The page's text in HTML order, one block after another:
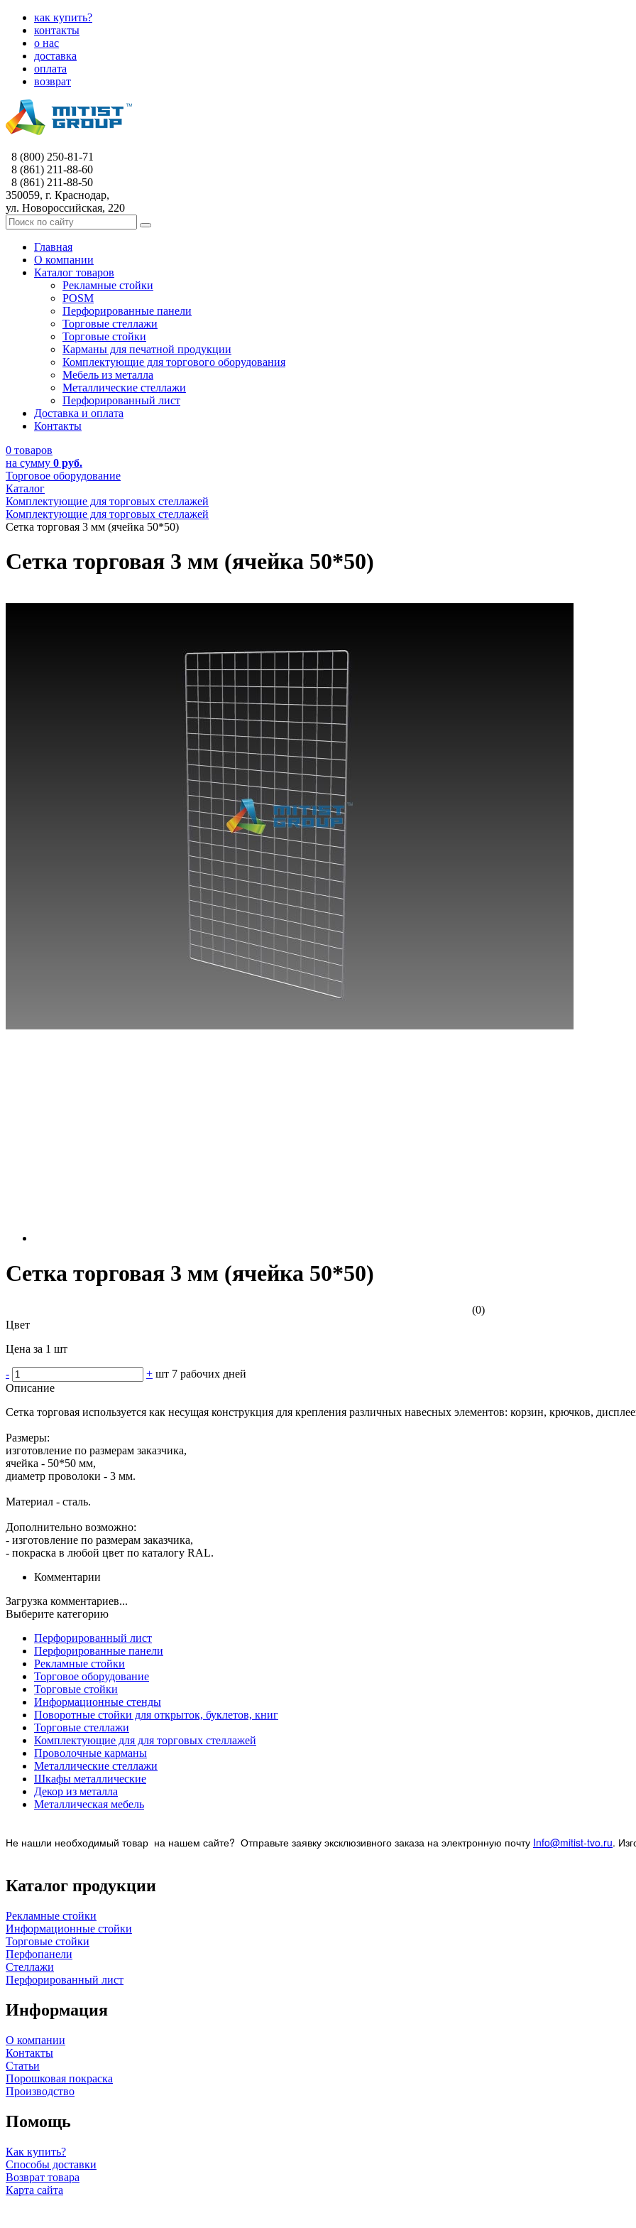
как купить?
контакты
о нас
доставка
оплата
возврат
8 (800) 250-81-71
8 (861) 211-88-60
8 (861) 211-88-50
350059, г. Краснодар,
ул. Новороссийская, 220
Главная
О компании
Каталог товаров
Рекламные стойки
POSM
Перфорированные панели
Торговые стеллажи
Торговые стойки
Карманы для печатной продукции
Комплектующие для торгового оборудования
Мебель из металла
Металлические стеллажи
Перфорированный лист
Доставка и оплата
Контакты
0 товаров
на сумму 0 руб.
Торговое оборудование
Каталог
Комплектующие для торговых стеллажей
Комплектующие для торговых стеллажей
Сетка торговая 3 мм (ячейка 50*50)
Сетка торговая 3 мм (ячейка 50*50)
Сетка торговая 3 мм (ячейка 50*50)
(0)
Цвет
Цена за 1 шт
- + шт 7 рабочих дней
Описание
Сетка торговая используется как несущая конструкция для крепления различных навесных элементов: корзин, крючков,
Размеры:
изготовление по размерам заказчика,
ячейка - 50*50 мм,
диаметр проволоки - 3 мм.
Материал - сталь.
Дополнительно возможно:
- изготовление по размерам заказчика,
- покраска в любой цвет по каталогу RAL.
Комментарии
Загрузка комментариев...
Выберите категорию
Перфорированный лист
Перфорированные панели
Рекламные стойки
Торговое оборудование
Торговые стойки
Информационные стенды
Поворотные стойки для открыток, буклетов, книг
Торговые стеллажи
Комплектующие для для торговых стеллажей
Проволочные карманы
Металлические стеллажи
Шкафы металлические
Декор из металла
Металлическая мебель
Не нашли необходимый товар на нашем сайте? Отправьте заявку эксклюзивного заказа на электронную почту Info@mitist-tvo.ru.
Каталог продукции
Рекламные стойки
Информационные стойки
Торговые стойки
Перфопанели
Стеллажи
Перфорированный лист
Информация
О компании
Контакты
Статьи
Порошковая покраска
Производство
Помощь
Как купить?
Способы доставки
Возврат товара
Карта сайта